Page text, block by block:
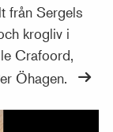
från Sergels
krogliv i
Crafoord,
Öhagen.